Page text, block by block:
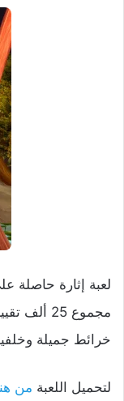
خرائط جميلة
لتحميل اللعبة من